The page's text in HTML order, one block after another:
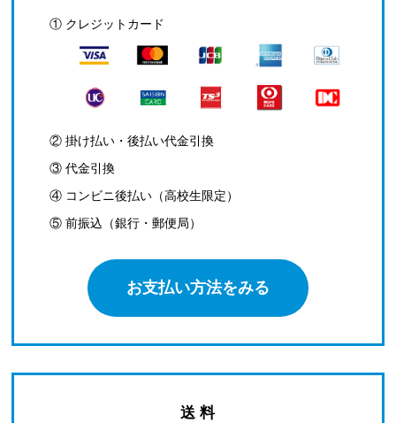
① クレジットカード
② 掛け払い・後払い代金引換
③ 代金引換
④ コンビニ後払い（高校生限定）
⑤ 前振込（銀行・郵便局）
お支払い方法をみる
送 料